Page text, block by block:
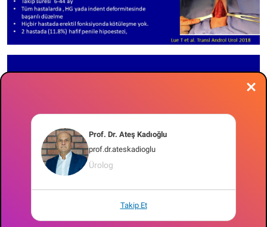
Prof. Dr. Ateş Kadıoğlu
prof.dr.ateskadioglu
Ürolog
Takip Et